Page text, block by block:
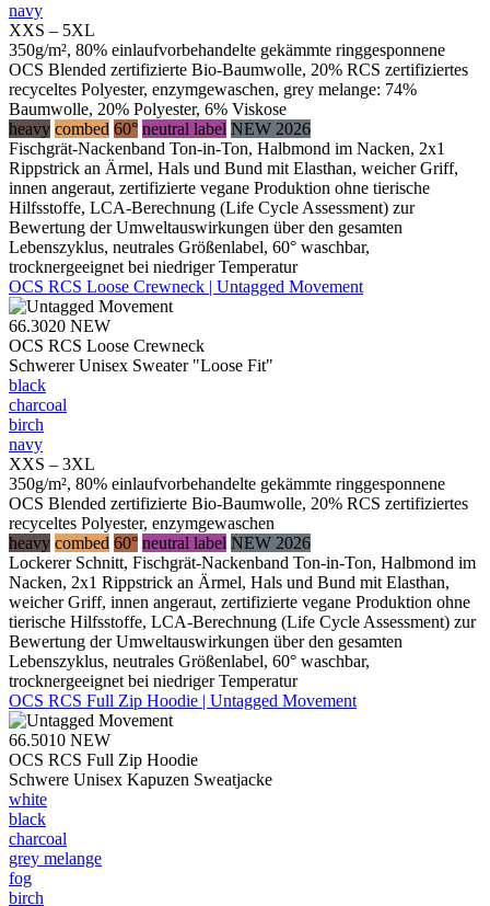
navy
XXS – 5XL
350g/m², 80% einlaufvorbehandelte gekämmte ringgesponnene
OCS Blended zertifizierte Bio-Baumwolle, 20% RCS zertifiziertes
recyceltes Polyester, enzymgewaschen, grey melange: 74%
Baumwolle, 20% Polyester, 6% Viskose
heavy combed 60° neutral label NEW 2026
Fischgrät-Nackenband Ton-in-Ton, Halbmond im Nacken, 2x1
Rippstrick an Ärmel, Hals und Bund mit Elasthan, weicher Griff,
innen angeraut, zertifizierte vegane Produktion ohne tierische
Hilfsstoffe, LCA-Berechnung (Life Cycle Assessment) zur
Bewertung der Umweltauswirkungen über den gesamten
Lebenszyklus, neutrales Größenlabel, 60° waschbar,
trocknergeeignet bei niedriger Temperatur
OCS RCS Loose Crewneck | Untagged Movement
66.3020 NEW
OCS RCS Loose Crewneck
Schwerer Unisex Sweater "Loose Fit"
black
charcoal
birch
navy
XXS – 3XL
350g/m², 80% einlaufvorbehandelte gekämmte ringgesponnene
OCS Blended zertifizierte Bio-Baumwolle, 20% RCS zertifiziertes
recyceltes Polyester, enzymgewaschen
heavy combed 60° neutral label NEW 2026
Lockerer Schnitt, Fischgrät-Nackenband Ton-in-Ton, Halbmond im
Nacken, 2x1 Rippstrick an Ärmel, Hals und Bund mit Elasthan,
weicher Griff, innen angeraut, zertifizierte vegane Produktion ohne
tierische Hilfsstoffe, LCA-Berechnung (Life Cycle Assessment) zur
Bewertung der Umweltauswirkungen über den gesamten
Lebenszyklus, neutrales Größenlabel, 60° waschbar,
trocknergeeignet bei niedriger Temperatur
OCS RCS Full Zip Hoodie | Untagged Movement
66.5010 NEW
OCS RCS Full Zip Hoodie
Schwere Unisex Kapuzen Sweatjacke
white
black
charcoal
grey melange
fog
birch